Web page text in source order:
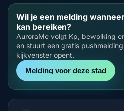
Wil je een melding
kan bereiken?
AuroraMe volgt Kp, bewolking
en stuurt een gratis
kijkvenster opent.
Melding voor deze stad